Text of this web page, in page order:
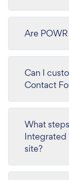
Are
Can I
Contact
What
Integrated
site?